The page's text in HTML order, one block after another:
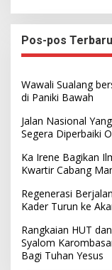
Pos-pos Terbaru
Wawali Sualang
di Paniki Bawah
Jalan Nasional
Segera Diperbaiki
Ka Irene Bagikan
Kwartir Cabang
Regenerasi
Kader Turun ke
Rangkaian HUT
Syalom
Bagi Tuhan Yesus